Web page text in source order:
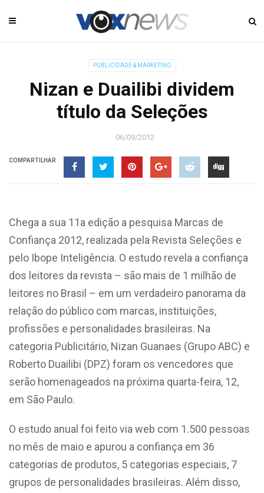
PUBLICIDADE & MARKETING
Nizan e Duailibi dividem
título da Seleções
06/09/2012
COMPARTILHAR
Chega a sua 11a edição a pesquisa Marcas de
Confiança 2012, realizada pela Revista Seleções e
pelo Ibope Inteligência. O estudo revela a confiança
dos leitores da revista – são mais de 1 milhão de
leitores no Brasil – em um verdadeiro panorama da
relação do público com marcas, instituições,
profissões e personalidades brasileiras. Na
categoria Publicitário, Nizan Guanaes (Grupo ABC) e
Roberto Duailibi (DPZ) foram os vencedores que
serão homenageados na próxima quarta-feira, 12,
em São Paulo.
O estudo anual foi feito via web com 1.500 pessoas
no mês de maio e apurou a confiança em 36
categorias de produtos, 5 categorias especiais, 7
grupos de personalidades brasileiras. Além disso,